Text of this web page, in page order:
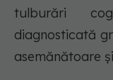
tulburări
diagnosticată
asemănătoare